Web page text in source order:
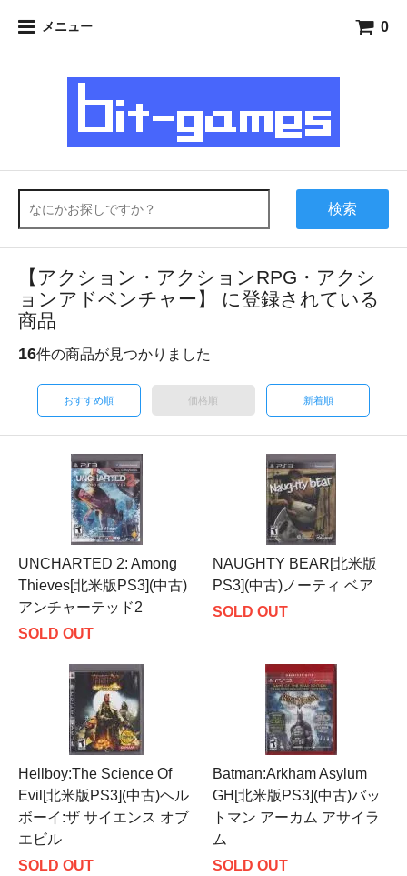
メニュー 0
検索
【アクション・アクションRPG・アクシ
ョンアドベンチャー】 に登録されている
商品
16件の商品が見つかりました
おすすめ順 価格順 新着順
UNCHARTED 2: Among
Thieves[北米版PS3](中古)
アンチャーテッド2
SOLD OUT
NAUGHTY BEAR[北米版
PS3](中古)ノーティ ベア
SOLD OUT
Hellboy:The Science Of
Evil[北米版PS3](中古)ヘル
ボーイ:ザ サイエンス オブ
エビル
SOLD OUT
Batman:Arkham Asylum
GH[北米版PS3](中古)バッ
トマン アーカム アサイラ
ム
SOLD OUT